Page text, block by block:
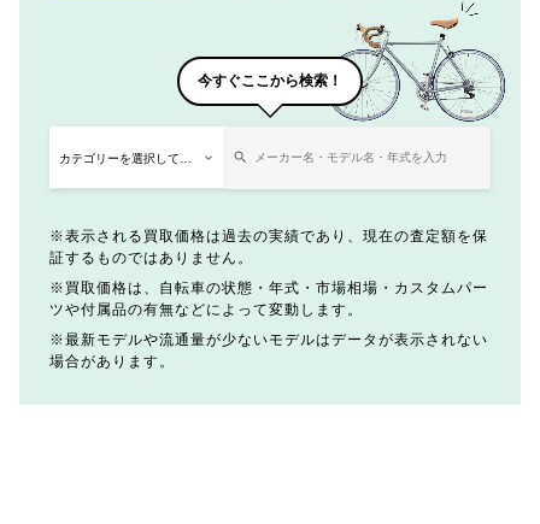
今すぐここから検索！
表示される買取価格は過去の実績であり、現在の査定額を保
証するものではありません。
買取価格は、自転車の状態・年式・市場相場・カスタムパー
ツや付属品の有無などによって変動します。
最新モデルや流通量が少ないモデルはデータが表示されない
場合があります。